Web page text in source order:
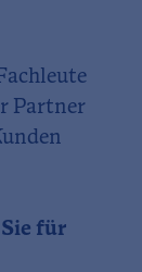
Partner
für